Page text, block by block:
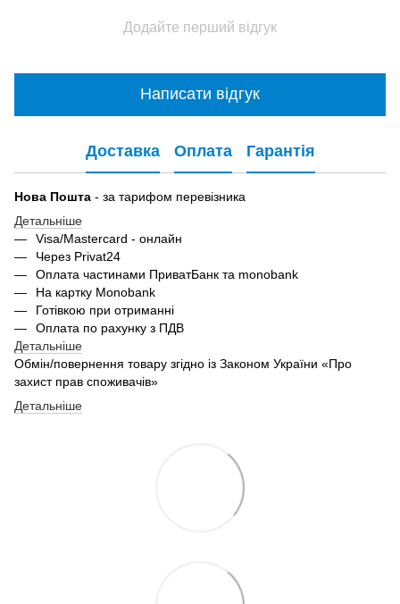
Додайте перший відгук
Написати відгук
Доставка Оплата Гарантія
Нова Пошта - за тарифом перевізника
Детальніше
Visa/Mastercard - онлайн
Через Privat24
Оплата частинами ПриватБанк та monobank
На картку Monobank
Готівкою при отриманні
Оплата по рахунку з ПДВ
Детальніше
Обмін/повернення товару згідно із Законом України «Про
захист прав споживачів»
Детальніше